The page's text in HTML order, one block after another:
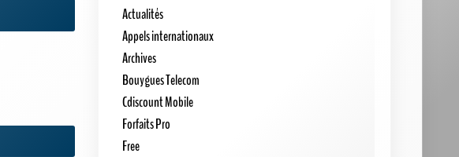
Actualités
Appels internationaux
Archives
Bouygues Telecom
Cdiscount Mobile
Forfaits Pro
Free